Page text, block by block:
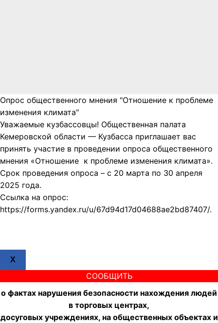
Опрос общественного мнения "Отношение к проблеме
изменения климата"
Уважаемые кузбассовцы! Общественная палата
Кемеровской области — Кузбасса приглашает вас
принять участие в проведении опроса общественного
мнения «Отношение к проблеме изменения климата».
Срок проведения опроса – с 20 марта по 30 апреля
2025 года.
Ссылка на опрос:
https://forms.yandex.ru/u/67d94d17d04688ae2bd87407/.
X
СООБЩИТЬ
о фактах нарушения безопасности нахождения людей
в торговых центрах,
досуговых учреждениях, на общественных объектах и